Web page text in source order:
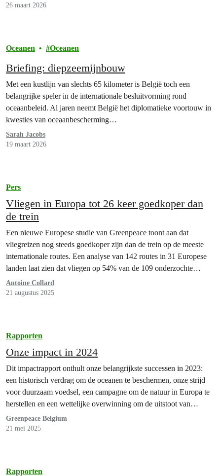
26 maart 2026
Oceanen Oceanen
Briefing: diepzeemijnbouw
Met een kustlijn van slechts 65 kilometer is België toch een
belangrijke speler in de internationale besluitvorming rond
oceaanbeleid. Al jaren neemt België het diplomatieke voortouw in
kwesties van oceaanbescherming…
Sarah Jacobs
19 maart 2026
Pers
Vliegen in Europa tot 26 keer goedkoper dan
de trein
Een nieuwe Europese studie van Greenpeace toont aan dat
vliegreizen nog steeds goedkoper zijn dan de trein op de meeste
internationale routes. Een analyse van 142 routes in 31 Europese
landen laat zien dat vliegen op 54% van de 109 onderzochte
internationale routes meestal goedkoper is dan de trein. [1] In
België is 60% van…
Antoine Collard
21 augustus 2025
Rapporten
Onze impact in 2024
Dit impactrapport onthult onze belangrijkste successen in 2023:
een historisch verdrag om de oceanen te beschermen, onze strijd
voor duurzaam voedsel, een campagne om de natuur in Europa te
herstellen en een wettelijke overwinning om de uitstoot van
broeikasgassen sneller terug te dringen.
Greenpeace Belgium
21 mei 2025
Rapporten